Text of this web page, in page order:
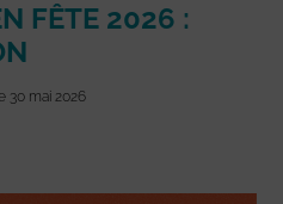
FÊTE 2026 :
30 mai 2026